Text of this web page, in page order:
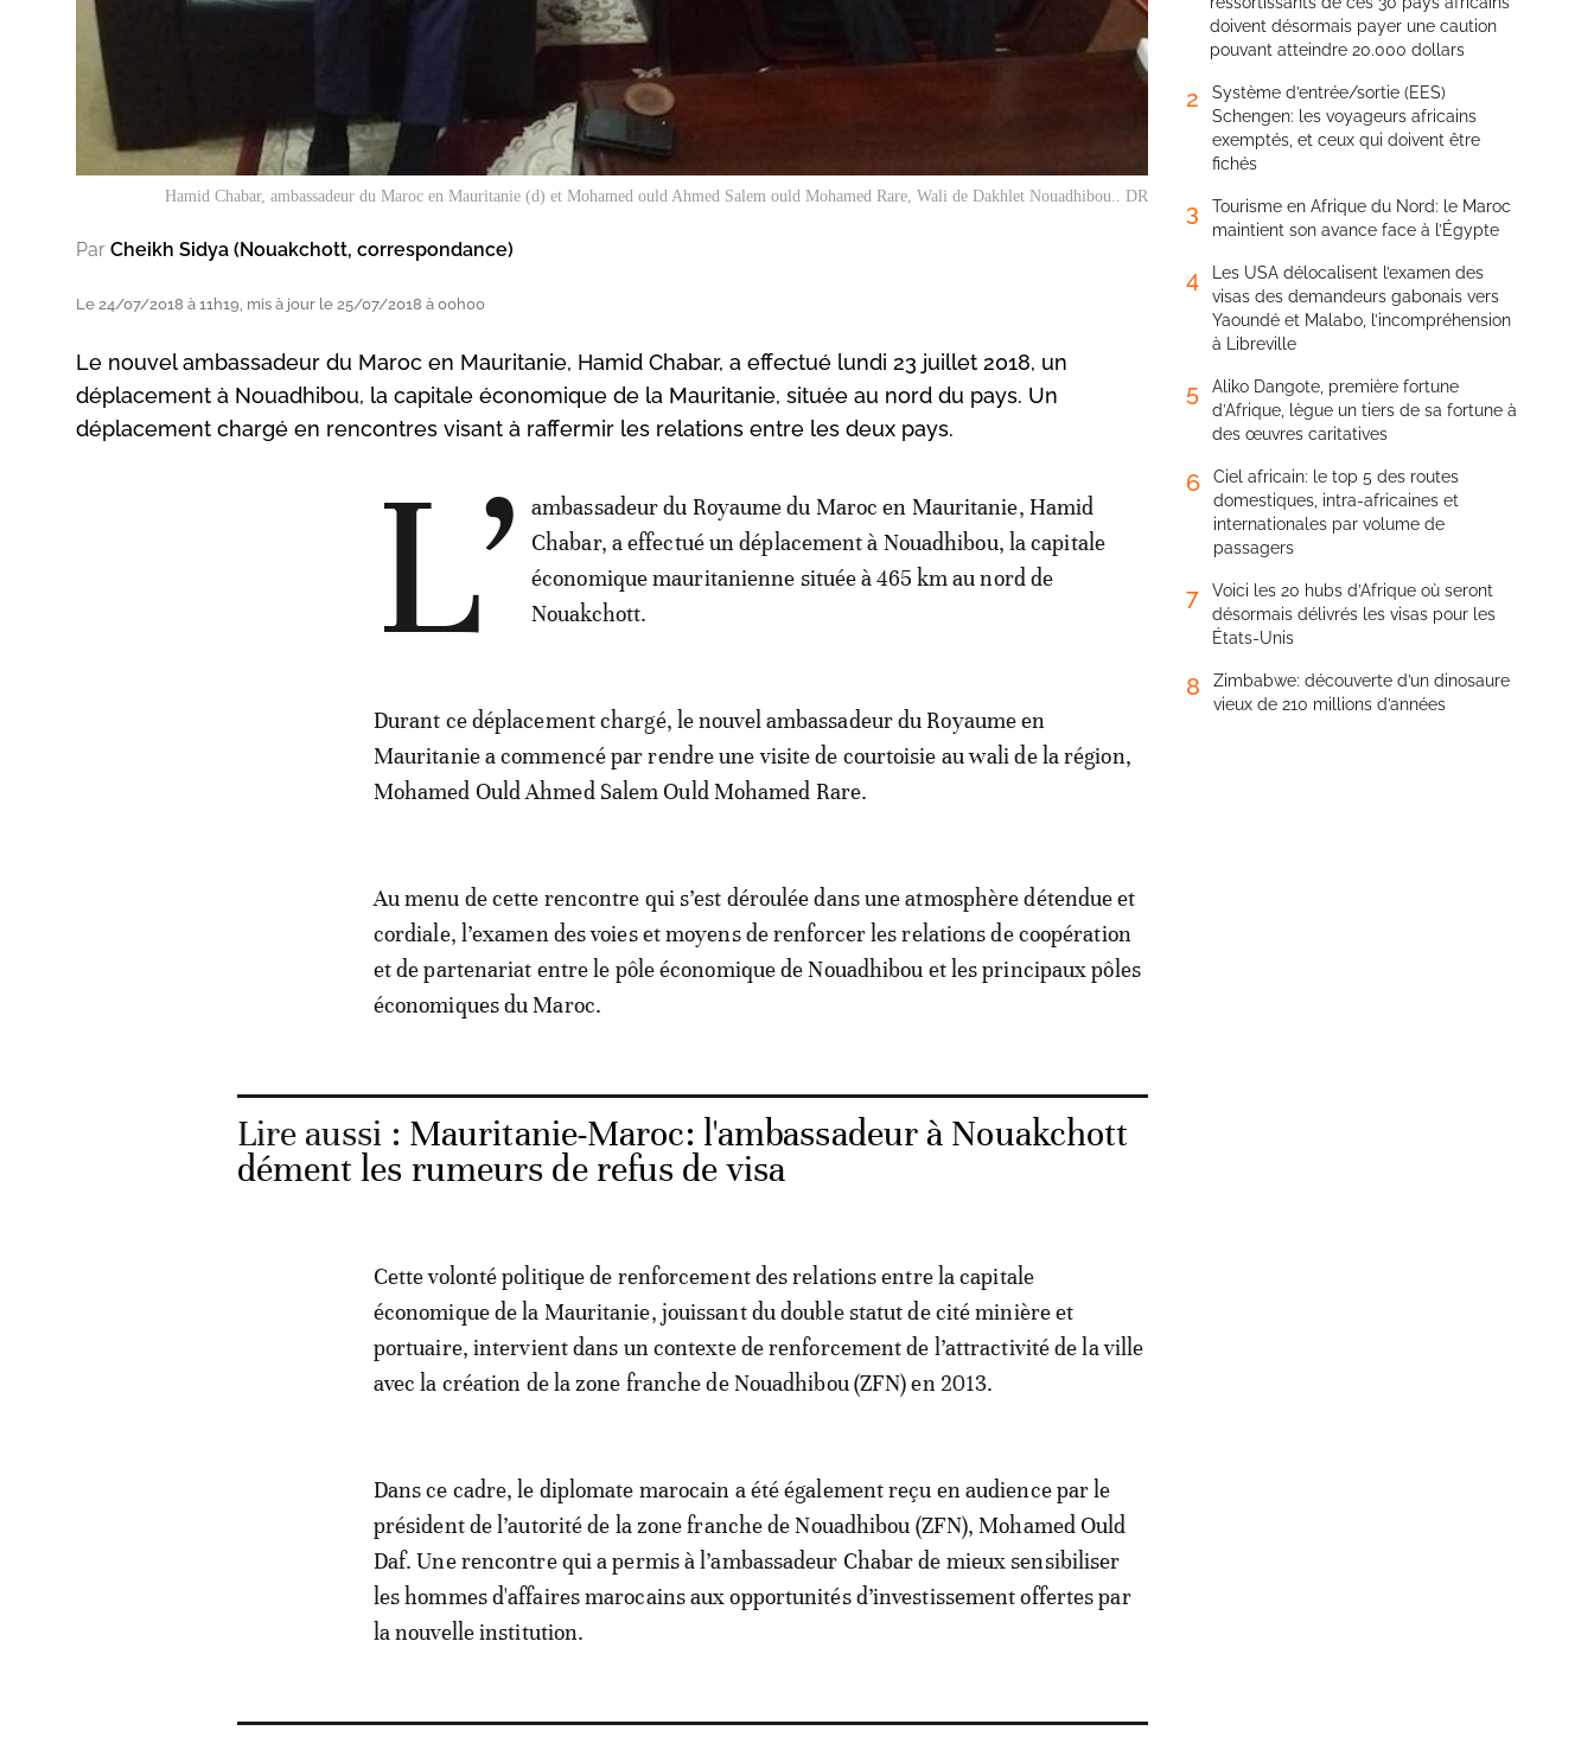
Hamid Chabar, ambassadeur du Maroc en Mauritanie (d) et Mohamed ould Ahmed Salem ould Mohamed Rare, Wali de Dakhlet Nouadhibou.. DR
Par Cheikh Sidya (Nouakchott, correspondance)
Le 24/07/2018 à 11h19, mis à jour le 25/07/2018 à 00h00
Le nouvel ambassadeur du Maroc en Mauritanie, Hamid Chabar, a effectué lundi 23 juillet 2018, un
déplacement à Nouadhibou, la capitale économique de la Mauritanie, située au nord du pays. Un
déplacement chargé en rencontres visant à raffermir les relations entre les deux pays.
L’
ambassadeur du Royaume du Maroc en Mauritanie, Hamid
Chabar, a effectué un déplacement à Nouadhibou, la capitale
économique mauritanienne située à 465 km au nord de
Nouakchott.
Durant ce déplacement chargé, le nouvel ambassadeur du Royaume en
Mauritanie a commencé par rendre une visite de courtoisie au wali de la région,
Mohamed Ould Ahmed Salem Ould Mohamed Rare.
Au menu de cette rencontre qui s’est déroulée dans une atmosphère détendue et
cordiale, l’examen des voies et moyens de renforcer les relations de coopération
et de partenariat entre le pôle économique de Nouadhibou et les principaux pôles
économiques du Maroc.
Lire aussi : Mauritanie-Maroc: l'ambassadeur à Nouakchott
dément les rumeurs de refus de visa
Cette volonté politique de renforcement des relations entre la capitale
économique de la Mauritanie, jouissant du double statut de cité minière et
portuaire, intervient dans un contexte de renforcement de l’attractivité de la ville
avec la création de la zone franche de Nouadhibou (ZFN) en 2013.
Dans ce cadre, le diplomate marocain a été également reçu en audience par le
président de l’autorité de la zone franche de Nouadhibou (ZFN), Mohamed Ould
Daf. Une rencontre qui a permis à l’ambassadeur Chabar de mieux sensibiliser
les hommes d'affaires marocains aux opportunités d’investissement offertes par
la nouvelle institution.
doivent désormais payer une caution
pouvant atteindre 20.000 dollars
2
Système d’entrée/sortie (EES)
Schengen: les voyageurs africains
exemptés, et ceux qui doivent être
fichés
3
Tourisme en Afrique du Nord: le Maroc
maintient son avance face à l’Égypte
4
Les USA délocalisent l’examen des
visas des demandeurs gabonais vers
Yaoundé et Malabo, l’incompréhension
à Libreville
5
Aliko Dangote, première fortune
d’Afrique, lègue un tiers de sa fortune à
des œuvres caritatives
6
Ciel africain: le top 5 des routes
domestiques, intra-africaines et
internationales par volume de
passagers
7
Voici les 20 hubs d’Afrique où seront
désormais délivrés les visas pour les
États-Unis
8
Zimbabwe: découverte d’un dinosaure
vieux de 210 millions d’années